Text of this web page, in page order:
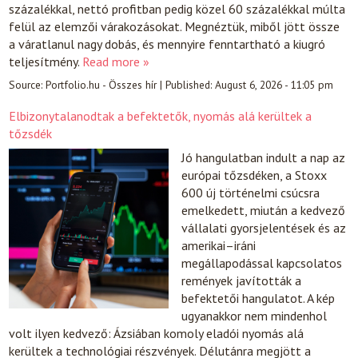
százalékkal, nettó profitban pedig közel 60 százalékkal múlta
felül az elemzői várakozásokat. Megnéztük, miből jött össze
a váratlanul nagy dobás, és mennyire fenntartható a kiugró
teljesítmény. Read more »
Source:Portfolio.hu - Összes hír|Published:August 6, 2026 - 11:05 pm
Elbizonytalanodtak a befektetők, nyomás alá kerültek a
tőzsdék
Jó hangulatban indult a nap az
európai tőzsdéken, a Stoxx
600 új történelmi csúcsra
emelkedett, miután a kedvező
vállalati gyorsjelentések és az
amerikai–iráni
megállapodással kapcsolatos
remények javították a
befektetői hangulatot. A kép
ugyanakkor nem mindenhol
volt ilyen kedvező: Ázsiában komoly eladói nyomás alá
kerültek a technológiai részvények. Délutánra megjött a